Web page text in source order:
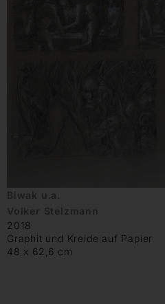
Biwak u.a.
Volker Stelzmann
2018
Graphit und Kreide auf Papier
48 x 62,6 cm